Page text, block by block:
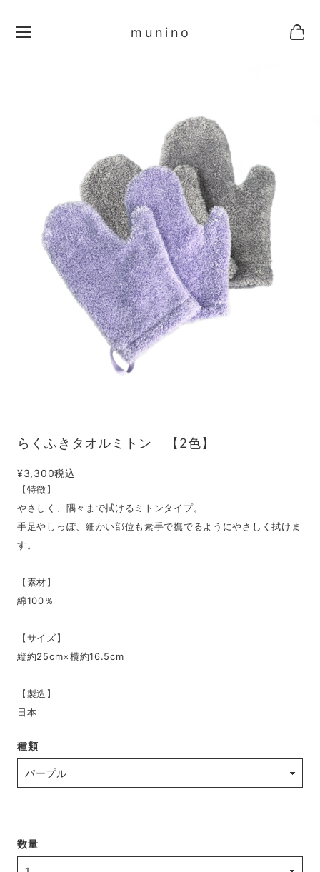
munino
らくふきタオルミトン 【2色】
¥3,300税込
【特徴】
やさしく、隅々まで拭けるミトンタイプ。
手足やしっぽ、細かい部位も素手で撫でるようにやさしく拭けま
す。
【素材】
綿100％
【サイズ】
縦約25cm×横約16.5cm
【製造】
日本
種類
数量